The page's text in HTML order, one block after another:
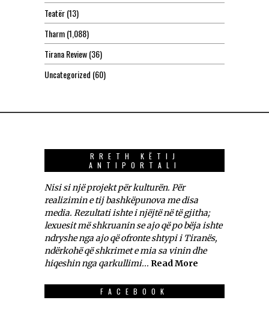
Teatër(13)
Tharm(1,088)
Tirana Review(36)
Uncategorized (60)
RRETH KËTIJ
ANTIPORTALI
Nisi si një projekt për kulturën. Për
realizimin e tij bashkëpunova me disa
media. Rezultati ishte i njëjtë në të gjitha;
lexuesit më shkruanin se ajo që po bëja ishte
ndryshe nga ajo që ofronte shtypi i Tiranës,
ndërkohë që shkrimet e mia sa vinin dhe
hiqeshin nga qarkullimi... Read More
FACEBOOK